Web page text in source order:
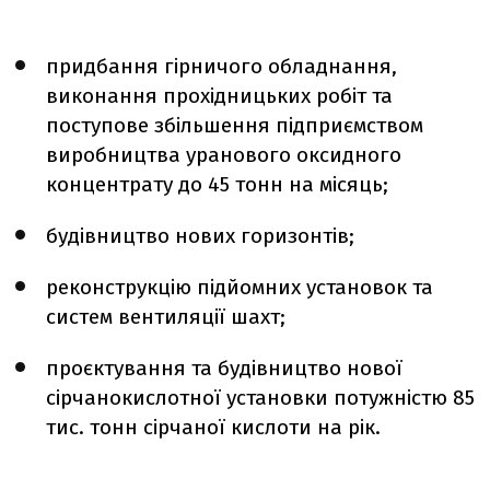
придбання гірничого обладнання,
виконання прохідницьких робіт та
поступове збільшення підприємством
виробництва уранового оксидного
концентрату до 45 тонн на місяць;
будівництво нових горизонтів;
реконструкцію підйомних установок та
систем вентиляції шахт;
проєктування та будівництво нової
сірчанокислотної установки потужністю 85
тис. тонн сірчаної кислоти на рік.